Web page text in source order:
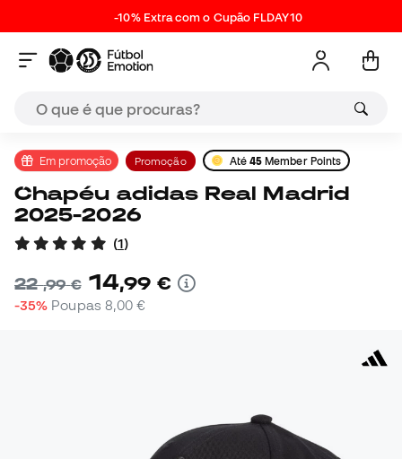
-10% Extra com o Cupão FLDAY10
Em promoção Promoção Até 45 Member Points
Chapéu adidas Real Madrid
2025-2026
(1)
22,99 € 14,99 €
-35% Poupas 8,00 €